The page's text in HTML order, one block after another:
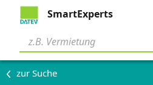
SmartExperts
zur Suche